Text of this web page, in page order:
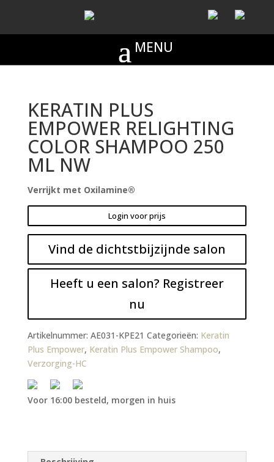
KERATIN PLUS
EMPOWER RELIGHTING
COLOR SHAMPOO 250
ML NW
Verrijkt met Oxilamine®
Login voor prijs
Vind de dichtstbijzijnde salon
Heeft u een salon? Registreer
nu
Artikelnummer: AE031-KPE21 Categorieën: Keratin
Plus Empower, Keratin Plus Empower Shampoo,
Verzorging-HC
Voor 16:00 besteld, morgen in huis